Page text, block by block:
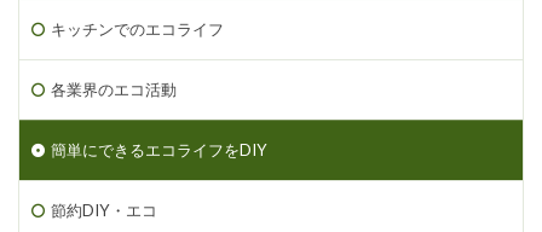
キッチンでのエコライフ
各業界のエコ活動
簡単にできるエコライフをDIY
節約DIY・エコ